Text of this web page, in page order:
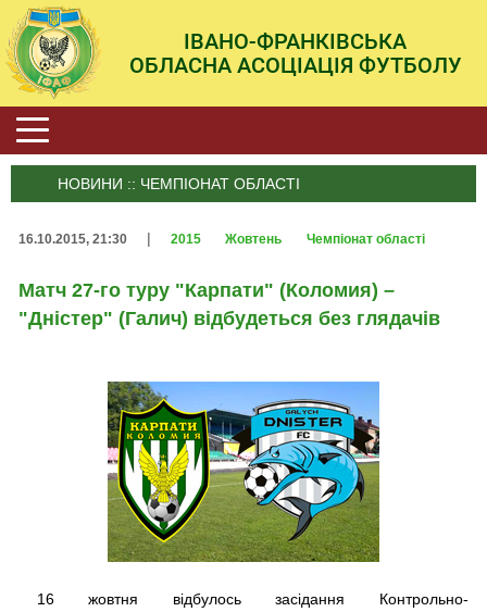
ІВАНО-ФРАНКІВСЬКА
ОБЛАСНА АСОЦІАЦІЯ ФУТБОЛУ
НОВИНИ :: ЧЕМПІОНАТ ОБЛАСТІ
16.10.2015, 21:30 | 2015 Жовтень Чемпіонат області
Матч 27-го туру "Карпати" (Коломия) –
"Дністер" (Галич) відбудеться без глядачів
16 жовтня відбулось засідання Контрольно-